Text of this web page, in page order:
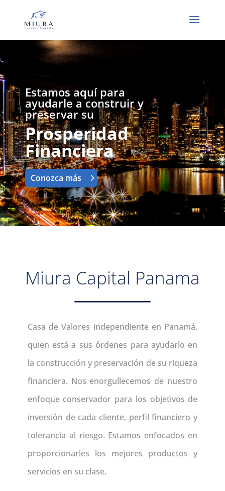
Estamos aquí para
ayudarle a construir y
preservar su
Prosperidad
Financiera
Conozca más
Miura Capital Panama
Casa de Valores independiente en Panamá,
quien está a sus órdenes para ayudarlo en
la construcción y preservación de su riqueza
financiera. Nos enorgullecemos de nuestro
enfoque conservador para los objetivos de
inversión de cada cliente, perfil financiero y
tolerancia al riesgo. Estamos enfocados en
proporcionarles los mejores productos y
servicios en su clase.